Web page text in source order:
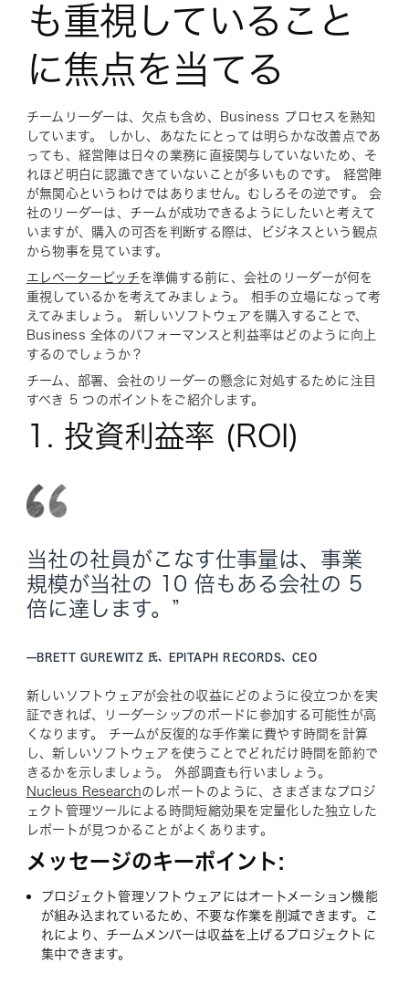
も重視していること
に焦点を当てる
チームリーダーは、欠点も含め、Business プロセスを熟知
しています。 しかし、あなたにとっては明らかな改善点であ
っても、経営陣は日々の業務に直接関与していないため、そ
れほど明白に認識できていないことが多いものです。 経営陣
が無関心というわけではありません。むしろその逆です。 会
社のリーダーは、チームが成功できるようにしたいと考えて
いますが、購入の可否を判断する際は、ビジネスという観点
から物事を見ています。
エレベーターピッチを準備する前に、会社のリーダーが何を
重視しているかを考えてみましょう。 相手の立場になって考
えてみましょう。 新しいソフトウェアを購入することで、
Business 全体のパフォーマンスと利益率はどのように向上
するのでしょうか？
チーム、部署、会社のリーダーの懸念に対処するために注目
すべき 5 つのポイントをご紹介します。
1. 投資利益率 (ROI)
当社の社員がこなす仕事量は、事業
規模が当社の 10 倍もある会社の 5
倍に達します。”
—BRETT GUREWITZ 氏、EPITAPH RECORDS、CEO
新しいソフトウェアが会社の収益にどのように役立つかを実
証できれば、リーダーシップのボードに参加する可能性が高
くなります。 チームが反復的な手作業に費やす時間を計算
し、新しいソフトウェアを使うことでどれだけ時間を節約で
きるかを示しましょう。 外部調査も行いましょう。
Nucleus Researchのレポートのように、さまざまなプロジ
ェクト管理ツールによる時間短縮効果を定量化した独立した
レポートが見つかることがよくあります。
メッセージのキーポイント:
プロジェクト管理ソフトウェアにはオートメーション機能
が組み込まれているため、不要な作業を削減できます。こ
れにより、チームメンバーは収益を上げるプロジェクトに
集中できます。